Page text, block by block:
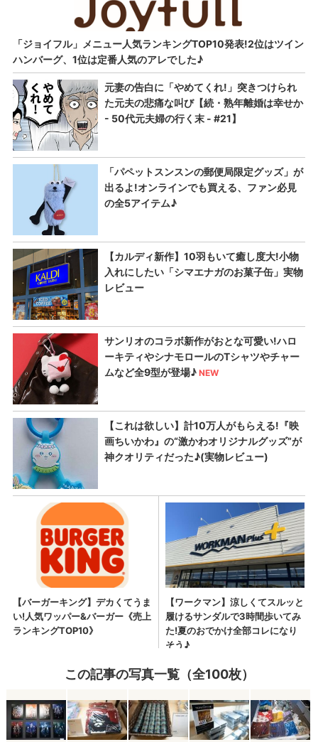
この記事の写真一覧（全100枚）